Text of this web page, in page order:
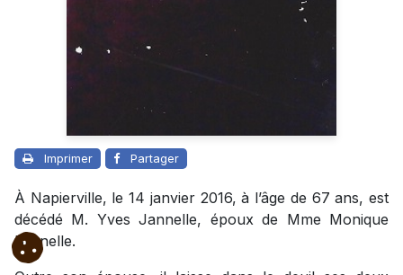
Imprimer Partager
À Napierville, le 14 janvier 2016, à l’âge de 67 ans, est
décédé M. Yves Jannelle, époux de Mme Monique
Brunelle.